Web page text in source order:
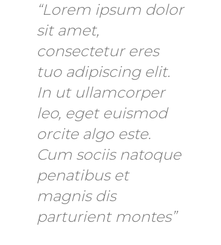
“Lorem ipsum dolor
sit amet,
consectetur eres
tuo adipiscing elit.
In ut ullamcorper
leo, eget euismod
orcite algo este.
Cum sociis natoque
penatibus et
magnis dis
parturient montes”